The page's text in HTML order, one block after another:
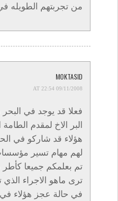
من تجربتهم الطويله
MOKTASID
09/11/2008 AT 22:54
فعلا قد يوجد في البحر
البر الاخ لمقدم
هؤلاء قد شاركو في
لهم مهام تسير
تم بعلمكم جميعا كأطر
ترى ماهو الاجراء الذي
في حالة عجز هؤلاء